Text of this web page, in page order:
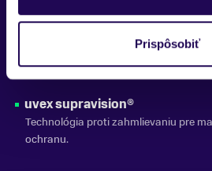
Prispôsobiť
uvex colorvision®
Zvýrazňuje kontrasty a zintenzívňuje
vnímanie prostredia a lepšiu
svetelných podmienkach.
uvex supravision®
Technológia proti zahmlievaniu pre
ochranu.